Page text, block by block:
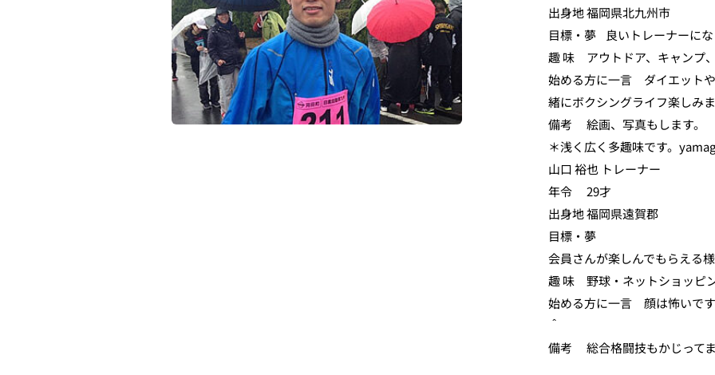
出身地	福岡県北九州市
目標・夢	良いトレーナ
趣 味	アウトドア、キャ
始める方に一言	ダイエットや選手希望の方、大歓迎です。一
緒にボクシングライフ楽しみ
備考	絵画、写真もします。
＊浅く広く多趣味です。
山口 裕也 トレーナー
年令	29才
出身地	福岡県遠賀郡
会員さんが楽しんでもらえる
趣 味	野球・ネットショッピ
始める方に一言	顔は怖いですが気さくに話しかけてください
＾
備考	総合格闘技もかじって